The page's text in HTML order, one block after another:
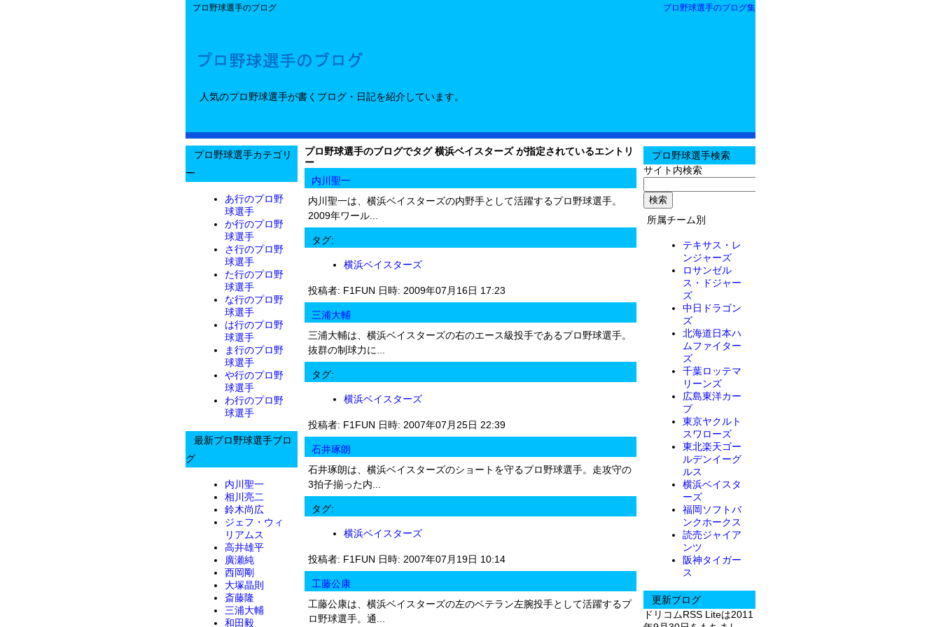
プロ野球選手のブログ プロ野球選手のブログ集
人気のプロ野球選手が書くブログ・日記を紹介しています。
プロ野球選手カテゴリ
ー
あ行のプロ野
球選手
か行のプロ野
球選手
さ行のプロ野
球選手
た行のプロ野
球選手
な行のプロ野
球選手
は行のプロ野
球選手
ま行のプロ野
球選手
や行のプロ野
球選手
わ行のプロ野
球選手
最新プロ野球選手ブロ
グ
内川聖一
相川亮二
鈴木尚広
ジェフ・ウィ
リアムス
高井雄平
廣瀬純
西岡剛
大塚晶則
斎藤隆
三浦大輔
和田毅
プロ野球選手のブログでタグ 横浜ベイスターズ が指定されているエントリ
ー
内川聖一
内川聖一は、横浜ベイスターズの内野手として活躍するプロ野球選手。
2009年ワール...
タグ:
横浜ベイスターズ
投稿者: F1FUN 日時: 2009年07月16日 17:23
三浦大輔
三浦大輔は、横浜ベイスターズの右のエース級投手であるプロ野球選手。
抜群の制球力に...
タグ:
横浜ベイスターズ
投稿者: F1FUN 日時: 2007年07月25日 22:39
石井琢朗
石井琢朗は、横浜ベイスターズのショートを守るプロ野球選手。走攻守の
3拍子揃った内...
タグ:
横浜ベイスターズ
投稿者: F1FUN 日時: 2007年07月19日 10:14
工藤公康
工藤公康は、横浜ベイスターズの左のベテラン左腕投手として活躍するプ
ロ野球選手。通...
プロ野球選手検索
サイト内検索
所属チーム別
テキサス・レ
ンジャーズ
ロサンゼル
ス・ドジャー
ズ
中日ドラゴン
ズ
北海道日本ハ
ムファイター
ズ
千葉ロッテマ
リーンズ
広島東洋カー
プ
東京ヤクルト
スワローズ
東北楽天ゴー
ルデンイーグ
ルス
横浜ベイスタ
ーズ
福岡ソフトバ
ンクホークス
読売ジャイア
ンツ
阪神タイガー
ス
更新ブログ
ドリコムRSS Liteは2011